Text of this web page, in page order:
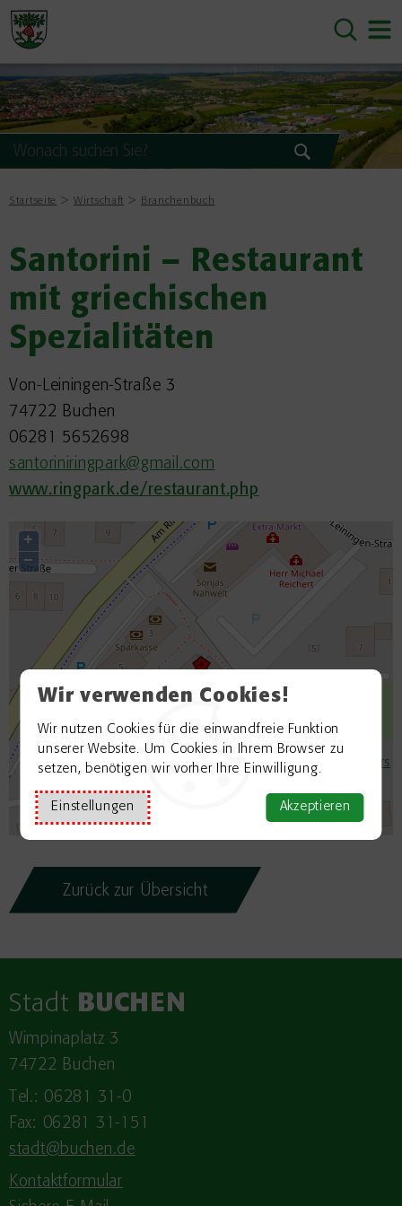
Wir verwenden Cookies!
Wir nutzen Cookies für die einwandfreie Funktion
unserer Website. Um Cookies in Ihrem Browser zu
setzen, benötigen wir vorher Ihre Einwilligung.
Einstellungen Akzeptieren
Startseite Wirtschaft Branchenbuch
Santorini – Restaurant
mit griechischen
Spezialitäten
Von-Leiningen-Straße 3
74722 Buchen
06281 5652698
santoriniringpark@gmail.com
www.ringpark.de/restaurant.php
+
−
©OpenStreetMap contributors
Zurück zur Übersicht
Stadt BUCHEN
Wimpinaplatz 3
74722 Buchen
Tel.: 06281 31-0
Fax: 06281 31-151
stadt@buchen.de
Kontaktformular